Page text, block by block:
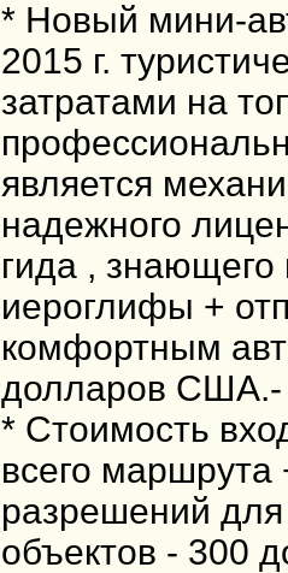
* Новый мини-
2015 г.
затратами на
является
надежного
гида , знающего
иероглифы +
комфортным
долларов США.-
* Стоимость
всего
разрешений
объектов - 300